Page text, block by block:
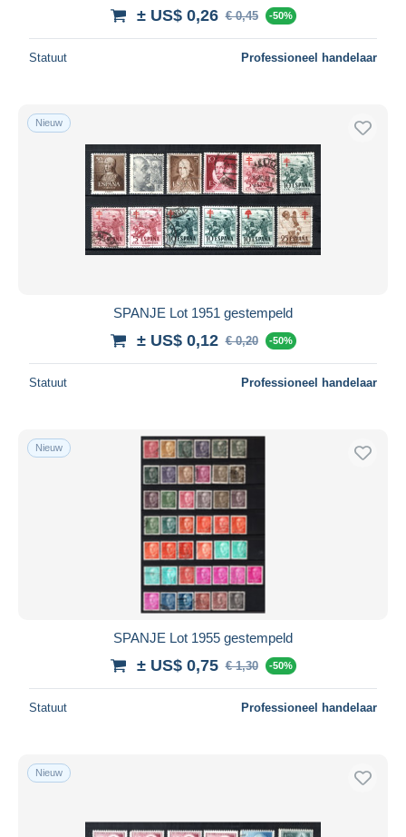
± US$ 0,26 € 0,45 -50%
Statuut Professioneel handelaar
Nieuw
SPANJE Lot 1951 gestempeld
± US$ 0,12 € 0,20 -50%
Statuut Professioneel handelaar
Nieuw
SPANJE Lot 1955 gestempeld
± US$ 0,75 € 1,30 -50%
Statuut Professioneel handelaar
Nieuw